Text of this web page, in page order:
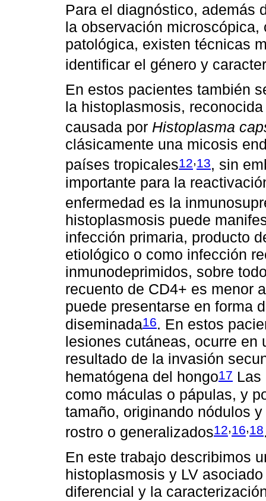
Para el diagnóstico, además
la observación
patológica, existen técnicas
identificar el género y
En estos pacientes también
la histoplasmosis,
causada por Histoplasma
clásicamente una micosis
países tropicales12,13, sin
importante para la
enfermedad es la
histoplasmosis puede
infección primaria, producto
etiológico o como infección
inmunodeprimidos, sobre
recuento de CD4+ es menor
puede presentarse en forma
diseminada16. En estos
lesiones cutáneas, ocurre en
resultado de la invasión
hematógena del hongo17 Las
como máculas o pápulas, y
tamaño, originando nódulos
rostro o generalizados12,16,18
En este trabajo describimos
histoplasmosis y LV
diferencial y la